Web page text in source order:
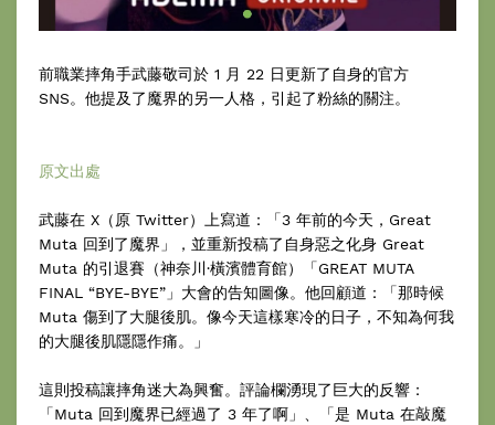
前職業摔角手武藤敬司於 1 月 22 日更新了自身的官方
SNS。他提及了魔界的另一人格，引起了粉絲的關注。
原文出處
武藤在 X（原 Twitter）上寫道：「3 年前的今天，Great
Muta 回到了魔界」，並重新投稿了自身惡之化身 Great
Muta 的引退賽（神奈川·橫濱體育館）「GREAT MUTA
FINAL “BYE-BYE”」大會的告知圖像。他回顧道：「那時候
Muta 傷到了大腿後肌。像今天這樣寒冷的日子，不知為何我
的大腿後肌隱隱作痛。」
這則投稿讓摔角迷大為興奮。評論欄湧現了巨大的反響：
「Muta 回到魔界已經過了 3 年了啊」、「是 Muta 在敲魔